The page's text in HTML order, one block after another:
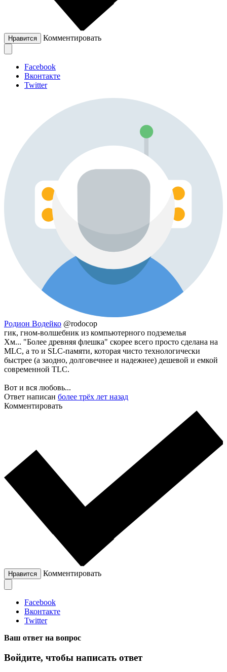
Нравится Комментировать
Facebook
Вконтакте
Twitter
Родион Водейко @rodocop
гик, гном-волшебник из компьютерного подземелья
Хм... "Более древняя флешка" скорее всего просто сделана на
MLC, а то и SLC-памяти, которая чисто технологически
быстрее (а заодно, долговечнее и надежнее) дешевой и емкой
современной TLC.
Вот и вся любовь...
Ответ написан более трёх лет назад
Комментировать
Нравится Комментировать
Facebook
Вконтакте
Twitter
Ваш ответ на вопрос
Войдите, чтобы написать ответ